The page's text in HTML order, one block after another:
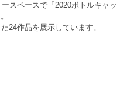
スペースで「2020ボトルキャッ
24作品を展示しています。